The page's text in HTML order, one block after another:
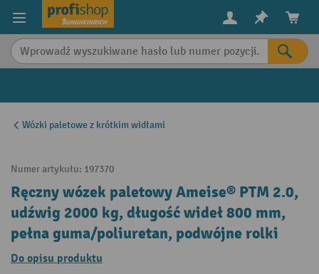
content
Wózki paletowe z krótkim widłami
Numer artykułu: 197370
Ręczny wózek paletowy Ameise® PTM 2.0,
udźwig 2000 kg, długość wideł 800 mm,
pełna guma/poliuretan, podwójne rolki
Do opisu produktu